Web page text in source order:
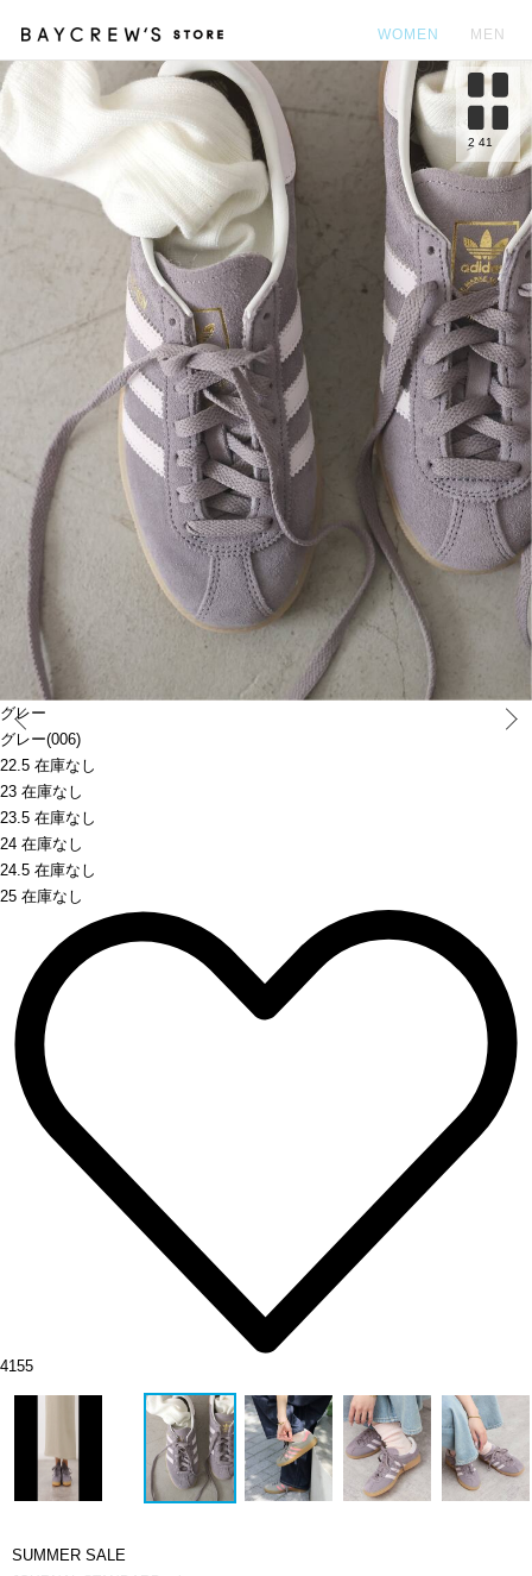
WOMEN MEN
グレー
グレー(006)
22.5 在庫なし
23 在庫なし
23.5 在庫なし
24 在庫なし
24.5 在庫なし
25 在庫なし
Prev
2 41
4155
SUMMER SALE